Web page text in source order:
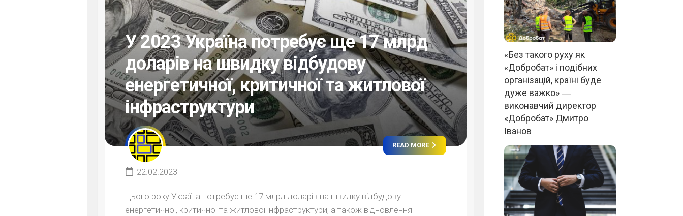
У 2023 Україна потребує ще 17 млрд
доларів на швидку відбудову
енергетичної, критичної та житлової
інфраструктури
READ MORE
22.02.2023
Цього року Україна потребує ще 17 млрд доларів на швидку відбудову
енергетичної, критичної та житлової інфраструктури, а також відновлення
«Без такого руху як
«Добробат» і подібних
організацій, країні буде
дуже важко» ―
виконавчий директор
«Добробат» Дмитро
Іванов